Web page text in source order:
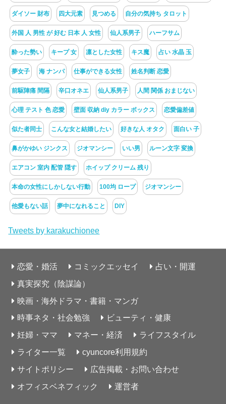
ダイソー 財布 四大元素 見つめる 自分の気持ち タロット
外国 人 男性 が 好む 日本 人 女性 仙人系男子 ハーフサム
酔った勢い キープ 女 凛とした女性 キス魔 占い 水晶 玉
夢女子 海 ナンパ 仕事ができる女性 姓名判断 恋愛
前駆陣痛 間隔 辛口オネエ 仙人系男子 人間 関係 おまじない
心理 テスト 色 恋愛 壁面 収納 diy カラー ボックス 恋愛偏差値
似た者同士 こんな女と結婚したい 好きな人 オタク 面白い 子
鼻がかゆい ジンクス ジオマンシー いい男 ルーン文字 変換
エアコン 室内 配管 隠す ホイップ クリーム 残り
本命の女性にしかしない行動 100均 ロープ ジオマンシー
他愛もない話 夢中になれること DIY
Tweets by karakuchionee
恋愛・婚活 コミックエッセイ
占い・開運
真実探究（陰謀論）
映画・海外ドラマ・書籍・マンガ
時事ネタ・社会勉強
ビューティ・健康
妊婦・ママ
マネー・経済
ライフスタイル
ライター一覧
cyuncore利用規約
サイトポリシー
広告掲載・お問い合わせ
オフィスベネフィック
運営者